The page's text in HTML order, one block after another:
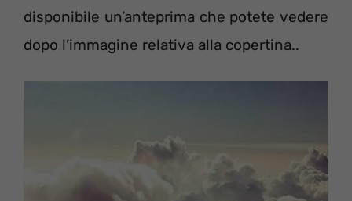
disponibile un’anteprima che potete vedere
dopo l’immagine relativa alla copertina..